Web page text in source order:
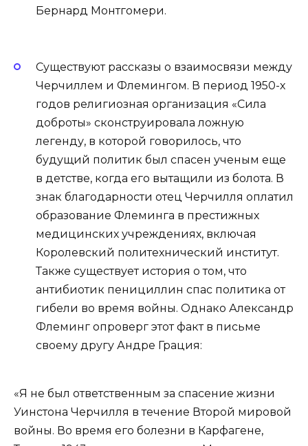
Бернард Монтгомери.
Существуют рассказы о взаимосвязи между
Черчиллем и Флемингом. В период 1950-х
годов религиозная организация «Сила
доброты» сконструировала ложную
легенду, в которой говорилось, что
будущий политик был спасен ученым еще
в детстве, когда его вытащили из болота. В
знак благодарности отец Черчилля оплатил
образование Флеминга в престижных
медицинских учреждениях, включая
Королевский политехнический институт.
Также существует история о том, что
антибиотик пенициллин спас политика от
гибели во время войны. Однако Александр
Флеминг опроверг этот факт в письме
своему другу Андре Грация:
«Я не был ответственным за спасение жизни
Уинстона Черчилля в течение Второй мировой
войны. Во время его болезни в Карфагене,